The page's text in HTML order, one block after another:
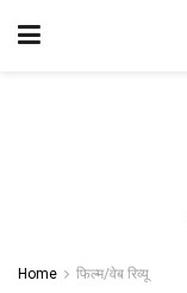
Home फिल्म/वेब रिव्यू